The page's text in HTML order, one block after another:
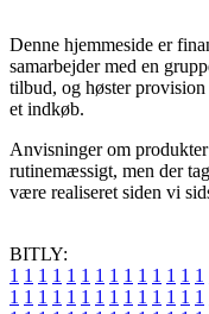
Denne hjemmeside er
samarbejder med en
tilbud, og høster
et indkøb.
Anvisninger om
rutinemæssigt, men der
være realiseret siden vi
BITLY:
1 1 1 1 1 1 1 1 1 1 1 1 1 1
1 1 1 1 1 1 1 1 1 1 1 1 1 1